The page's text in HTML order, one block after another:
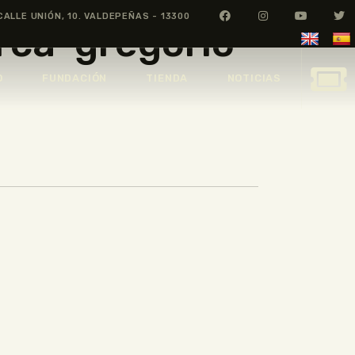
UNIÓN, 10. VALDEPEÑAS - 13300
gregorio-